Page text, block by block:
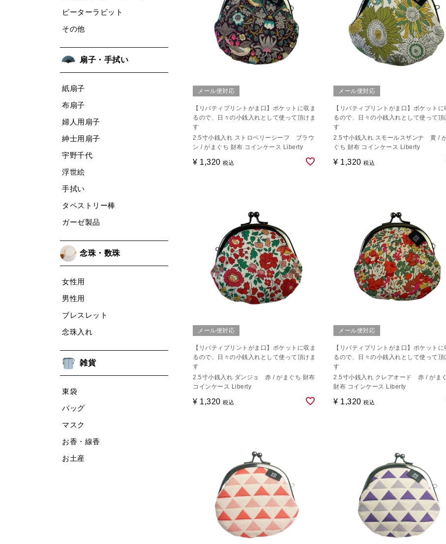
ピーターラビット
その他
扇子・手拭い
紙扇子
布扇子
婦人用扇子
紳士用扇子
宇野千代
浮世絵
手拭い
タペストリー棒
ガーゼ製品
念珠・数珠
女性用
男性用
ブレスレット
念珠入れ
雑貨
東袋
バッグ
マスク
お香・線香
お土産
メール便対応
【リバティプリントがま口】ポケットに収ま
るので、日々の小銭入れとして使って頂けま
す
2.5寸小銭入れ ストロベリーシーフ ブラウ
ン / がまぐち 財布 コインケース Liberty
¥ 1,320 税込
メール便対応
【リバティプリントがま口】ポケットに
るので、日々の小銭入れとして使って頂
す
2.5寸小銭入れ スモールスザンナ 黄 /
ぐち 財布 コインケース Liberty
¥ 1,320 税込
メール便対応
【リバティプリントがま口】ポケットに収ま
るので、日々の小銭入れとして使って頂けま
す
2.5寸小銭入れ ダンジョ 赤 / がまぐち 財布
コインケース Liberty
¥ 1,320 税込
メール便対応
【リバティプリントがま口】ポケットに
るので、日々の小銭入れとして使って頂
す
2.5寸小銭入れ クレアオード 赤 / がま
財布 コインケース Liberty
¥ 1,320 税込